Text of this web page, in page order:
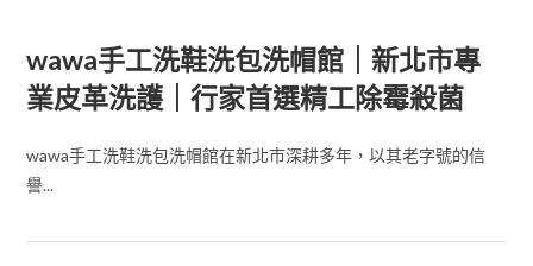
wawa手工洗鞋洗包洗帽館｜新北市專
業皮革洗護｜行家首選精工除霉殺菌
wawa手工洗鞋洗包洗帽館在新北市深耕多年，以其老字號的信
譽...